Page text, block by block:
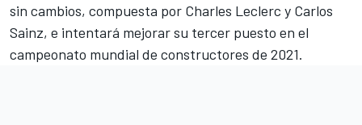
sin cambios, compuesta por Charles Leclerc y Carlos
Sainz, e intentará mejorar su tercer puesto en el
campeonato mundial de constructores de 2021.